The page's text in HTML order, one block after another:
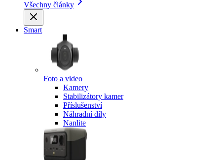
Všechny články
Smart
Foto a video
Kamery
Stabilizátory kamer
Příslušenství
Náhradní díly
Nanlite